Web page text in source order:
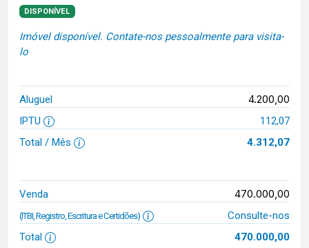
DISPONÍVEL
Imóvel disponível. Contate-nos pessoalmente para visita-
lo
Aluguel 4.200,00
IPTU
112,07
Total / Mês
4.312,07
Venda 470.000,00
(ITBI, Registro, Escritura e Certidões)
Consulte-nos
Total
470.000,00